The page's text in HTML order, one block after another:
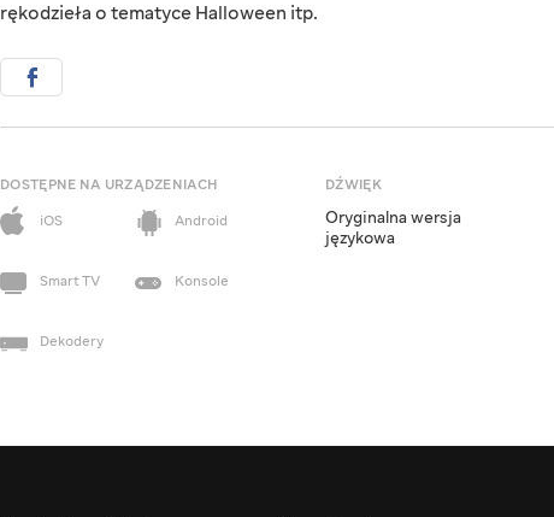
rękodzieła o tematyce Halloween itp.
DOSTĘPNE NA URZĄDZENIACH
iOS
Android
Smart TV Konsole
Dekodery
DŹWIĘK
Oryginalna wersja
językowa